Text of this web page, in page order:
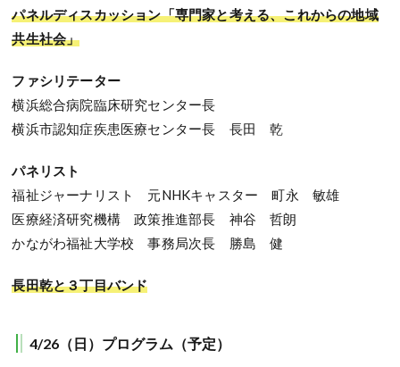
パネルディスカッション「専門家と考える、これからの地域
共生社会」
ファシリテーター
横浜総合病院臨床研究センター長
横浜市認知症疾患医療センター長 長田 乾
パネリスト
福祉ジャーナリスト 元NHKキャスター 町永 敏雄
医療経済研究機構 政策推進部長 神谷 哲朗
かながわ福祉大学校 事務局次長 勝島 健
長田乾と３丁目バンド
4/26（日）プログラム（予定）